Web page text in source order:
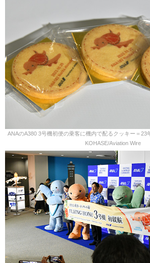
ANAのA380 3号機初便の乗客に機内で配るクッキー＝23
KOHASE/Aviation Wire